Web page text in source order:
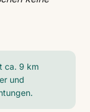
ca. 9 km
und